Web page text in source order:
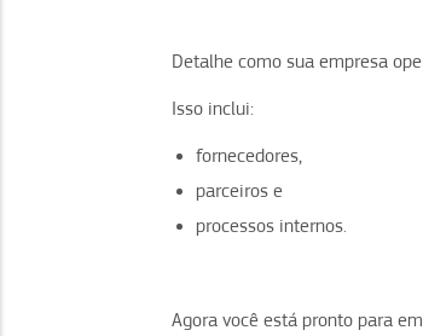
Detalhe como sua empresa
Isso inclui:
fornecedores,
parceiros e
processos internos.
Agora você está pronto para